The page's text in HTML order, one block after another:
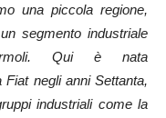
una piccola regione,
segmento industriale
Qui è nata
Fiat negli anni Settanta,
industriali come la